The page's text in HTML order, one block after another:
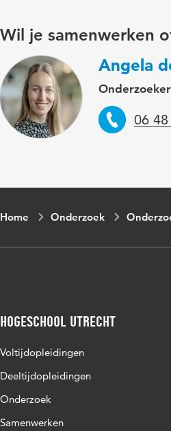
Wil je samenwerken
Angela
Onderzoeker
06
Home Onderzoek
Hogeschool Utrecht
Voltijdopleidingen
Deeltijdopleidingen
Onderzoek
Samenwerken